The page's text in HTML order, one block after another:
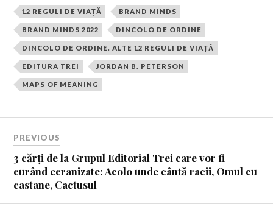
12 REGULI DE VIAȚĂ BRAND MINDS
BRAND MINDS 2022 DINCOLO DE ORDINE
DINCOLO DE ORDINE. ALTE 12 REGULI DE VIAȚĂ
EDITURA TREI JORDAN B. PETERSON
MAPS OF MEANING
PREVIOUS
3 cărți de la Grupul Editorial Trei care vor fi
curând ecranizate: Acolo unde cântă racii, Omul cu
castane, Cactusul